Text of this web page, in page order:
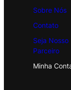
Sobre Nós
Contato
Seja Nosso
Parceiro
Minha